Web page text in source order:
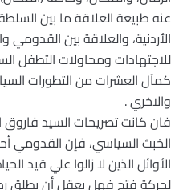
عنه طبيعة العلاقة ما بين
الأردنية، والعلاقة بين
للاجتهادات ومحاولات التطفل
كمآل العشرات من التطورات
والاخري .
فان كانت تصريحات السيد
الخبث السياسي، فإن القدومي
الأوائل الذين لا زالوا علي قيد
لحركة فتح فهل يعقل أن يطلق